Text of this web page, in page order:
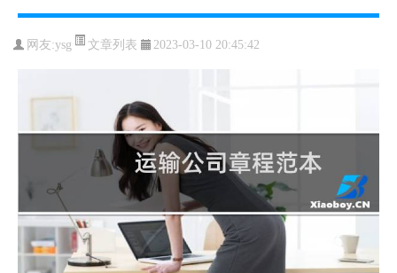
网友:ysg 文章列表 2023-03-10 20:45:42